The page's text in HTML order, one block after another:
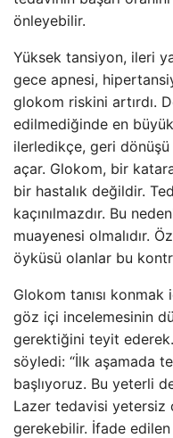
önleyebilir.
Yüksek tansiyon, ileri
gece apnesi,
glokom riskini artırdı.
edilmediğinde en
ilerledikçe, geri dönüşü
açar. Glokom, bir
bir hastalık değildir.
kaçınılmazdır. Bu
muayenesi olmalıdır.
öyküsü olanlar bu
Glokom tanısı konmak
göz içi incelemesinin
gerektiğini teyit
söyledi: “İlk aşamada
başlıyoruz. Bu yeterli
Lazer tedavisi yetersiz
gerekebilir. İfade